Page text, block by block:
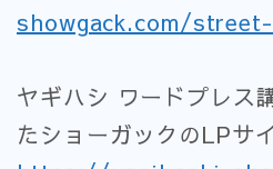
showgack.com/street-
ヤギハシ ワードプレス
たショーガックのLP